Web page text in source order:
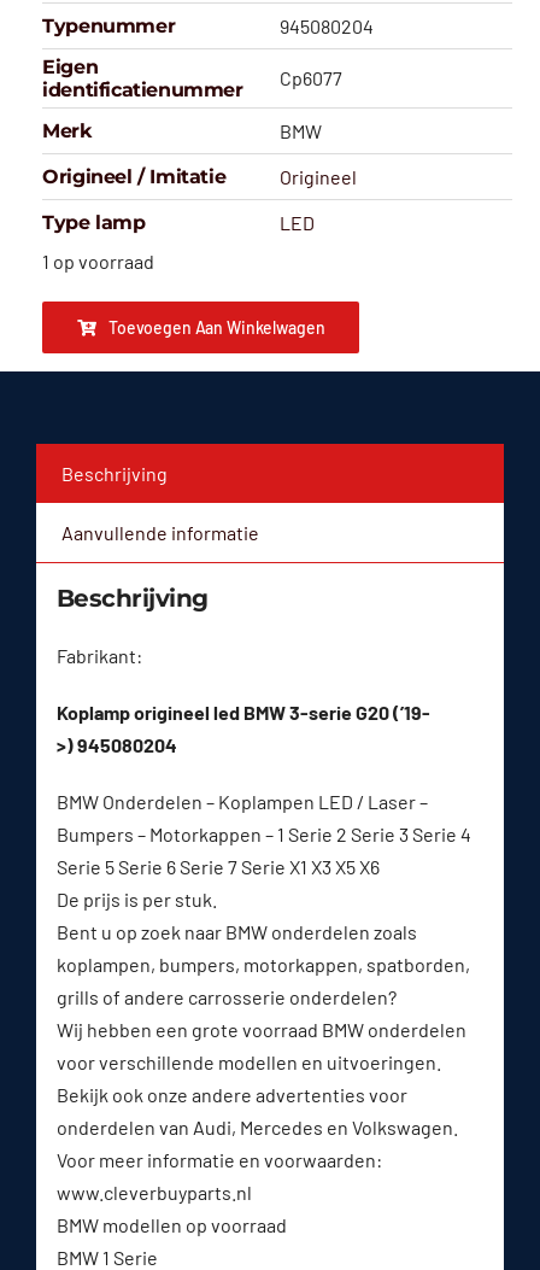
Typenummer
945080204
Eigen
identificatienummer
Cp6077
Merk
BMW
Origineel / Imitatie
Origineel
Type lamp
LED
1 op voorraad
Toevoegen Aan Winkelwagen
Beschrijving
Aanvullende informatie
Beschrijving
Fabrikant:
Koplamp origineel led BMW 3-serie G20 (’19-
>) 945080204
BMW Onderdelen – Koplampen LED / Laser –
Bumpers – Motorkappen – 1 Serie 2 Serie 3 Serie 4
Serie 5 Serie 6 Serie 7 Serie X1 X3 X5 X6
De prijs is per stuk.
Bent u op zoek naar BMW onderdelen zoals
koplampen, bumpers, motorkappen, spatborden,
grills of andere carrosserie onderdelen?
Wij hebben een grote voorraad BMW onderdelen
voor verschillende modellen en uitvoeringen.
Bekijk ook onze andere advertenties voor
onderdelen van Audi, Mercedes en Volkswagen.
Voor meer informatie en voorwaarden:
www.cleverbuyparts.nl⁠
BMW modellen op voorraad
BMW 1 Serie